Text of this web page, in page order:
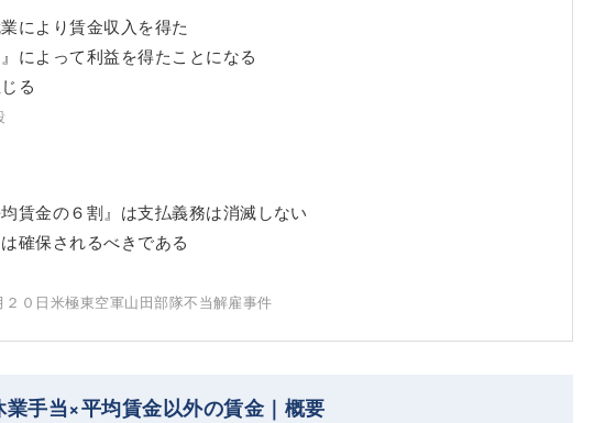
により賃金収入を得た
によって利益を得たことになる
る
賃金の６割』は支払義務は消滅しない
確保されるべきである
０日米極東空軍山田部隊不当解雇事件
手当×平均賃金以外の賃金｜概要